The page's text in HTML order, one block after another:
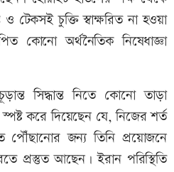
টেকসই চুক্তি স্বাক্ষরিত না হওয়া
কোনো অর্থনৈতিক নিষেধাজ্ঞা
সিদ্ধান্ত নিতে কোনো তাড়া
স্পষ্ট করে দিয়েছেন যে, নিজের শর্ত
পৌঁছানোর জন্য তিনি প্রয়োজনে
প্রস্তুত আছেন। ইরান পরিস্থিতি